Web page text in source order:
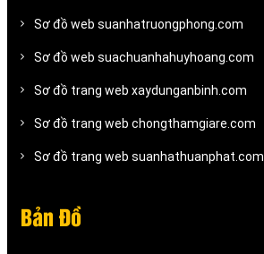
Sơ đồ web suanhatruongphong.com
Sơ đồ web suachuanhahuyhoang.com
Sơ đồ trang web xaydunganbinh.com
Sơ đồ trang web chongthamgiare.com
Sơ đồ trang web suanhathuanphat.com
Bản Đồ